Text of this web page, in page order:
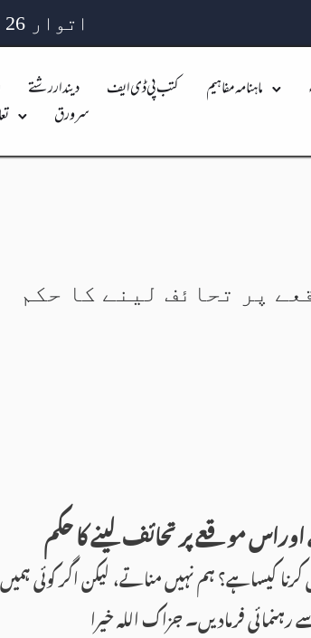
اتوار 26 صفر 1448 بہ مطابق 09 اگست 2026
دیندار رشتے کتب پی ڈی ایف ماہنامہ مفاہیم
سرورق
پر تحائف لینے كا حكم
موقعے پر تحائف لینے كا حكم
كیساہے؟ ہم نہیں مناتے، لیكن اگر كوئی
فرمادیں۔ جزاک اللہ خیرا